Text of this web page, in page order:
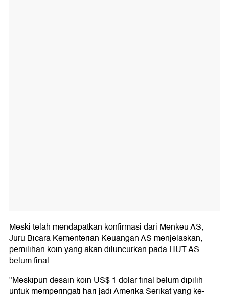
Meski telah mendapatkan konfirmasi dari Menkeu AS,
Juru Bicara Kementerian Keuangan AS menjelaskan,
pemilihan koin yang akan diluncurkan pada HUT AS
belum final.
"Meskipun desain koin US$ 1 dolar final belum dipilih
untuk memperingati hari jadi Amerika Serikat yang ke-